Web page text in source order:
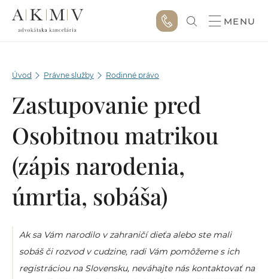
MENU
Úvod Právne služby Rodinné právo
Zastupovanie pred
Osobitnou matrikou
(zápis narodenia,
úmrtia, sobáša)
Ak sa Vám narodilo v zahraničí dieťa alebo ste mali
sobáš či rozvod v cudzine, radi Vám pomôžeme s ich
registráciou na Slovensku, neváhajte nás kontaktovať na